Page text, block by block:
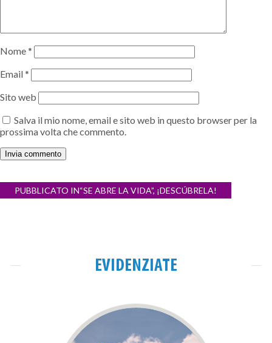
Nome*
Email*
Sito web
Salva il mio nome, email e sito web in questo browser per la
prossima volta che commento.
Navigazione
articoli
PUBBLICATO IN“SE ABRE LA VIDA”, ¡DESCÚBRELA!
EVIDENZIATE